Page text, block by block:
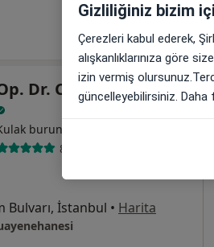
Dr. Celalettin Demir
burun boğaz
8 görüş
Bulvarı, İstanbul • Harita
Gizliliğiniz bizim
Çerezleri kabul ederek,
alışkanlıklarınıza göre
izin vermiş
güncelleyebilirsiniz.